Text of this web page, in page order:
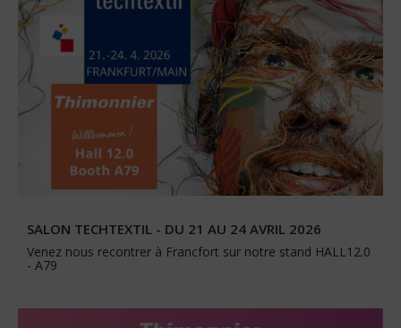
SALON TECHTEXTIL - DU 21 AU 24 AVRIL 2026
Venez nous recontrer à Francfort sur notre stand HALL12.0
- A79